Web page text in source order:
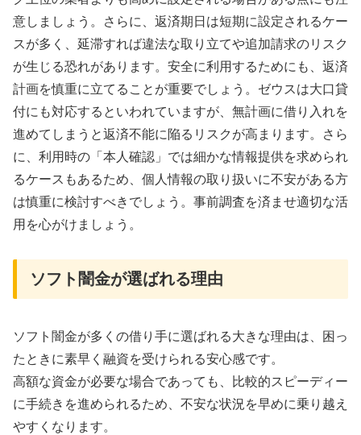
意しましょう。さらに、返済期日は短期に設定されるケー
スが多く、延滞すれば違法な取り立てや追加請求のリスク
が生じる恐れがあります。安全に利用するためにも、返済
計画を慎重に立てることが重要でしょう。ゼウスは大口貸
付にも対応するといわれていますが、無計画に借り入れを
進めてしまうと返済不能に陥るリスクが高まります。さら
に、利用時の「本人確認」では細かな情報提供を求められ
るケースもあるため、個人情報の取り扱いに不安がある方
は慎重に検討すべきでしょう。事前調査を済ませ適切な活
用を心がけましょう。
ソフト闇金が選ばれる理由
ソフト闇金が多くの借り手に選ばれる大きな理由は、困っ
たときに素早く融資を受けられる安心感です。
高額な資金が必要な場合であっても、比較的スピーディー
に手続きを進められるため、不安な状況を早めに乗り越え
やすくなります。